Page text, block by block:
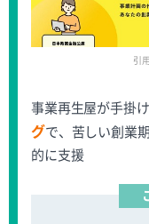
引
事業再生屋が手掛
グで、苦しい創業
的に支援